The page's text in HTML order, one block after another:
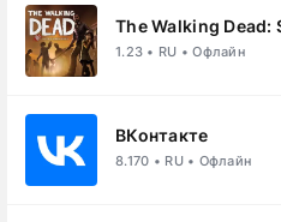
The Walking Dead:
1.23 • RU • Офлайн
ВКонтакте
8.170 • RU • Офлайн